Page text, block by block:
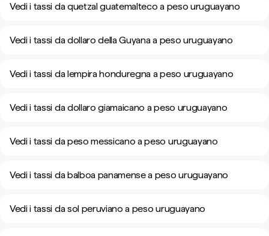
Vedi i tassi da quetzal guatemalteco a peso uruguayano
Vedi i tassi da dollaro della Guyana a peso uruguayano
Vedi i tassi da lempira honduregna a peso uruguayano
Vedi i tassi da dollaro giamaicano a peso uruguayano
Vedi i tassi da peso messicano a peso uruguayano
Vedi i tassi da balboa panamense a peso uruguayano
Vedi i tassi da sol peruviano a peso uruguayano